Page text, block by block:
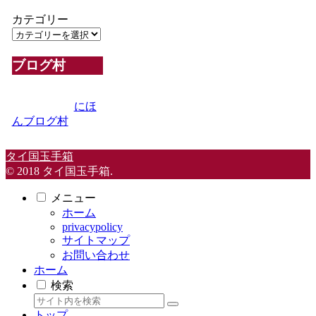
カテゴリー
ブログ村
にほ
んブログ村
タイ国玉手箱
© 2018 タイ国玉手箱.
メニュー
ホーム
privacypolicy
サイトマップ
お問い合わせ
ホーム
検索